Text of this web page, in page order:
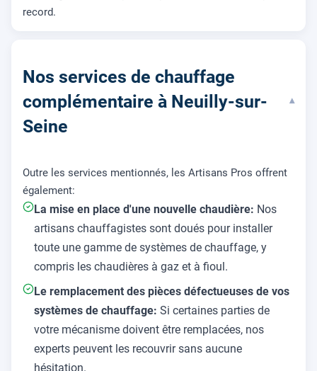
record.
Nos services de chauffage
complémentaire à Neuilly-sur-
Seine
▾
Outre les services mentionnés, les Artisans Pros offrent
également:
La mise en place d'une nouvelle chaudière: Nos
artisans chauffagistes sont doués pour installer
toute une gamme de systèmes de chauffage, y
compris les chaudières à gaz et à fioul.
Le remplacement des pièces défectueuses de vos
systèmes de chauffage: Si certaines parties de
votre mécanisme doivent être remplacées, nos
experts peuvent les recouvrir sans aucune
hésitation.